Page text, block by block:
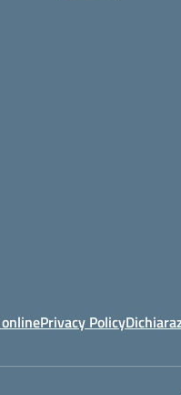
Privacy Policy